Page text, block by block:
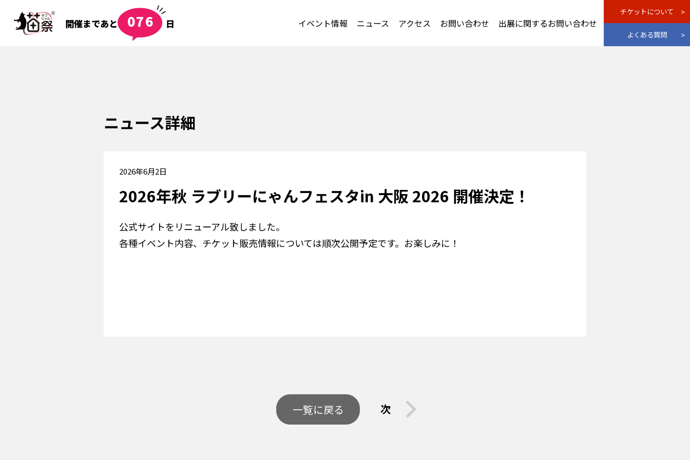
開催まであと 076 日 イベント情報 ニュース アクセス お問い合わせ 出展に関するお問い合わせ
チケットについて
よくある質問
ニュース詳細
2026年6月2日
2026年秋 ラブリーにゃんフェスタin 大阪 2026 開催決定！
公式サイトをリニューアル致しました。
各種イベント内容、チケット販売情報については順次公開予定です。お楽しみに！
一覧に戻る 次